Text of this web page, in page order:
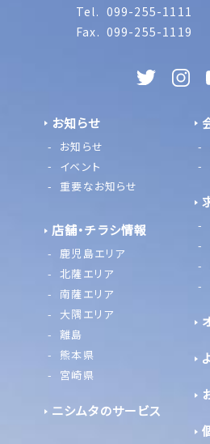
Tel. 099-255-1111
Fax. 099-255-1119
お知らせ
お知らせ
イベント
重要なお知らせ
店舗・チラシ情報
鹿児島エリア
北薩エリア
南薩エリア
大隅エリア
離島
熊本県
宮崎県
ニシムタのサービス